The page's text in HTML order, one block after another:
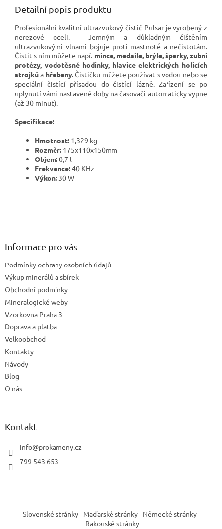
Detailní popis produktu
Profesionální kvalitní ultrazvukový čistič Pulsar je vyrobený z
nerezové oceli. Jemným a důkladným čištěním
ultrazvukovými vlnami bojuje proti mastnotě a nečistotám.
Čistit s ním můžete např. mince, medaile, brýle, šperky, zubní
protézy, vodotěsné hodinky, hlavice elektrických holicích
strojkůa hřebeny.Čističku můžete používat s vodou nebo se
speciální čistící přísadou do čistící lázně. Zařízení se po
uplynutí vámi nastavené doby na časovači automaticky vypne
(až 30 minut).
Specifikace:
Hmotnost: 1,329 kg
Rozměr: 175x110x150mm
Objem:0,7 l
Frekvence:40 KHz
Výkon: 30 W
Z
Informace pro vás
Podmínky ochrany osobních údajů
Výkup minerálů a sbírek
Obchodní podmínky
Mineralogické weby
Vzorkovna Praha 3
Doprava a platba
Velkoobchod
Kontakty
Návody
Blog
O nás
Kontakt
info@prokameny.cz
799 543 653
Slovenské stránky Maďarské stránky
Německé stránky
Rakouské stránky